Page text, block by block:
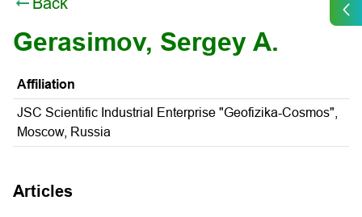
Gerasimov, Sergey A.
Affiliation
JSC Scientific Industrial Enterprise "Geofizika-Cosmos",
Moscow, Russia
Articles